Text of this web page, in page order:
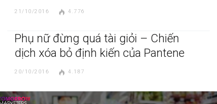
21/10/2016 4.776
Phụ nữ đừng quá tài giỏi – Chiến
dịch xóa bỏ định kiến của Pantene
20/10/2016 4.187